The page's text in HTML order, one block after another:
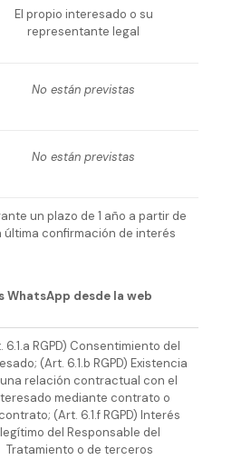
El propio interesado o su
representante legal
No están previstas
No están previstas
un plazo de 1 año a partir de
última confirmación de interés
WhatsApp desde la web
6.1.a RGPD) Consentimiento del
(Art. 6.1.b RGPD) Existencia
relación contractual con el
mediante contrato o
(Art. 6.1.f RGPD) Interés
legítimo del Responsable del
Tratamiento o de terceros